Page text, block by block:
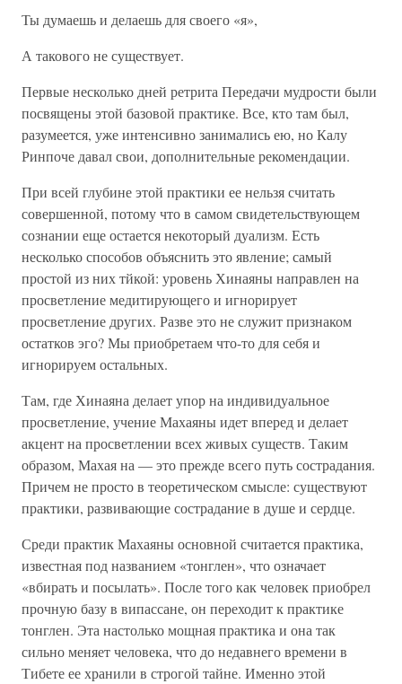
Ты думаешь и делаешь для своего «я»,
А такового не существует.
Первые несколько дней ретрита Передачи мудрости были
посвящены этой базовой практике. Все, кто там был,
разумеется, уже интенсивно занимались ею, но Калу
Ринпоче давал свои, дополнительные рекомендации.
При всей глубине этой практики ее нельзя считать
совершенной, потому что в самом свидетельствующем
сознании еще остается некоторый дуализм. Есть
несколько способов объяснить это явление; самый
простой из них тйкой: уровень Хинаяны направлен на
просветление медитирующего и игнорирует
просветление других. Разве это не служит признаком
остатков эго? Мы приобретаем что-то для себя и
игнорируем остальных.
Там, где Хинаяна делает упор на индивидуальное
просветление, учение Махаяны идет вперед и делает
акцент на просветлении всех живых существ. Таким
образом, Махая на — это прежде всего путь сострадания.
Причем не просто в теоретическом смысле: существуют
практики, развивающие сострадание в душе и сердце.
Среди практик Махаяны основной считается практика,
известная под названием «тонглен», что означает
«вбирать и посылать». После того как человек приобрел
прочную базу в випассане, он переходит к практике
тонглен. Эта настолько мощная практика и она так
сильно меняет человека, что до недавнего времени в
Тибете ее хранили в строгой тайне. Именно этой